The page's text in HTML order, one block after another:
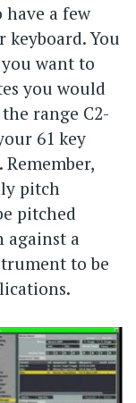
have a few
You
want to
you would
range C2-
61 key
pitch
pitched
against a
to be